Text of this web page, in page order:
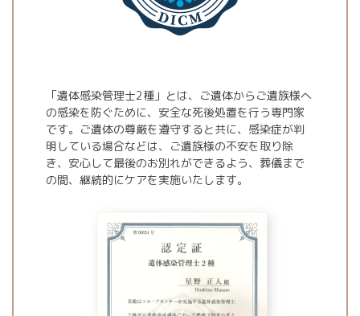
「遺体感染管理士2種」とは、ご遺体からご遺族様へ
の感染を防ぐために、安全な死後処置を行う専門家
です。ご遺体の尊厳を遵守すると共に、感染症が判
明している場合などは、ご遺族様の不安を取り除
き、安心して最後のお別れができるよう、葬儀まで
の間、継続的にケアを実施いたします。